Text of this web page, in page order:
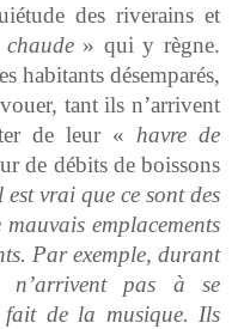
des riverains et
chaude» qui y règne.
habitants désemparés,
tant ils n’arrivent
de leur « havre de
de débits de boissons
est vrai que ce sont des
emplacements
Par exemple, durant
n’arrivent pas à se
fait de la musique. Ils